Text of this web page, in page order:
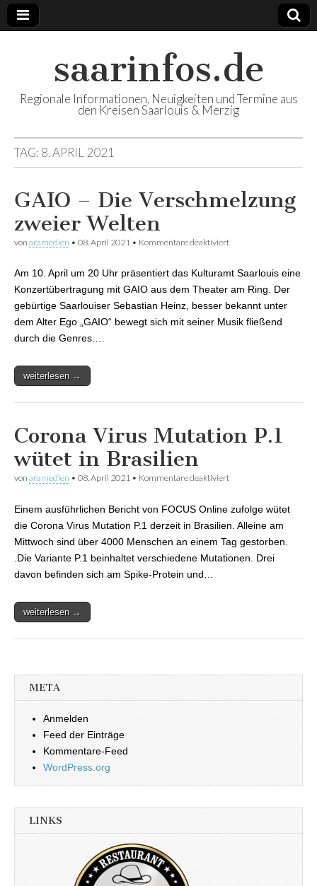
saarinfos.de
Regionale Informationen, Neuigkeiten und Termine aus
den Kreisen Saarlouis & Merzig
TAG: 8. APRIL 2021
GAIO – Die Verschmelzung
zweier Welten
von aramedien • 08. April 2021 • Kommentare deaktiviert
Am 10. April um 20 Uhr präsentiert das Kulturamt Saarlouis eine
Konzertübertragung mit GAIO aus dem Theater am Ring. Der
gebürtige Saarlouiser Sebastian Heinz, besser bekannt unter
dem Alter Ego „GAIO“ bewegt sich mit seiner Musik fließend
durch die Genres.…
weiterlesen →
Corona Virus Mutation P.1
wütet in Brasilien
von aramedien • 08. April 2021 • Kommentare deaktiviert
Einem ausführlichen Bericht von FOCUS Online zufolge wütet
die Corona Virus Mutation P.1 derzeit in Brasilien. Alleine am
Mittwoch sind über 4000 Menschen an einem Tag gestorben.
.Die Variante P.1 beinhaltet verschiedene Mutationen. Drei
davon befinden sich am Spike-Protein und…
weiterlesen →
META
Anmelden
Feed der Einträge
Kommentare-Feed
WordPress.org
LINKS